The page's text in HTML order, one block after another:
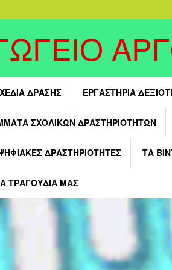
ΔΡΑΣΗΣ ΕΡΓΑΣΤΗΡΙΑ
ΣΧΟΛΙΚΩΝ ΔΡΑΣΤΗΡΙΟΤΗΤΩΝ
ΔΡΑΣΤΗΡΙΟΤΗΤΕΣ ΤΑ
ΤΡΑΓΟΥΔΙΑ ΜΑΣ